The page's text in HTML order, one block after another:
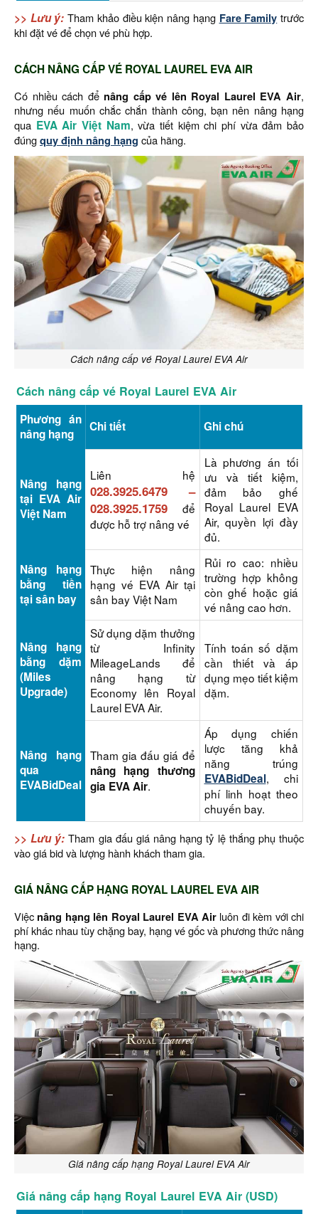
>> Lưu ý:Tham khảo điều kiện nâng hạng Fare Family trước
khi đặt vé để chọn vé phù hợp.
CÁCH NÂNG CẤP VÉ ROYAL LAUREL EVA AIR
Có nhiều cách để nâng cấp vé lên Royal Laurel EVA Air,
nhưng nếu muốn chắc chắn thành công, bạn nên nâng hạng
qua EVA Air Việt Nam, vừa tiết kiệm chi phí vừa đảm bảo
đúngquy định nâng hạng của hãng.
Cách nâng cấp vé Royal Laurel EVA Air
Cách nâng cấp vé Royal Laurel EVA Air
Phương án
nâng hạng
Chi tiết Ghi chú
Nâng hạng
tại EVA Air
Việt Nam
Liên hệ
028.3925.6479–
028.3925.1759để
được hỗ trợ nâng vé
Là phương án tối
ưu và tiết kiệm,
đảm bảo ghế
Royal Laurel EVA
Air, quyền lợi đầy
đủ.
Nâng hạng
bằng tiền
tại sân bay
Thực hiện nâng
hạng vé EVA Air tại
sân bay Việt Nam
Rủi ro cao: nhiều
trường hợp không
còn ghế hoặc giá
vé nâng cao hơn.
Nâng hạng
bằng dặm
(Miles
Upgrade)
Sử dụng dặm thưởng
từ Infinity
MileageLands để
nâng hạng từ
Economy lên Royal
Laurel EVA Air.
Tính toán số dặm
cần thiết và áp
dụng mẹo tiết kiệm
dặm.
Nâng hạng
qua
EVABidDeal
Tham gia đấu giá để
nâng hạng thương
gia EVA Air.
Áp dụng chiến
lược tăng khả
năng trúng
EVABidDeal, chi
phí linh hoạt theo
chuyến bay.
>> Lưu ý: Tham gia đấu giá nâng hạng tỷ lệ thắng phụ thuộc
vào giá bid và lượng hành khách tham gia.
GIÁ NÂNG CẤP HẠNG ROYAL LAUREL EVA AIR
Việc nâng hạng lên Royal Laurel EVA Airluôn đi kèm với chi
phí khác nhau tùy chặng bay, hạng vé gốc và phương thức nâng
hạng.
Giá nâng cấp hạng Royal Laurel EVA Air
Giá nâng cấp hạng Royal Laurel EVA Air (USD)